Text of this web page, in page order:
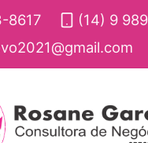
8617 (14) 9